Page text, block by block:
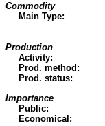
Commodity
Main Type:
Production
Activity:
Prod. method:
Prod. status:
Importance
Public:
Economical: